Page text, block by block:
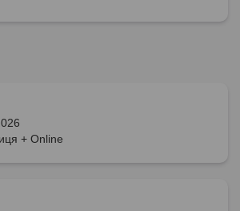
+ Online